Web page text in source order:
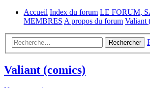
Accueil Index du forum LE FORUM,
MEMBRES A propos du forum Valiant
Rechercher
Valiant (comics)